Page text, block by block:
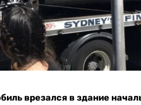
врезался в здание